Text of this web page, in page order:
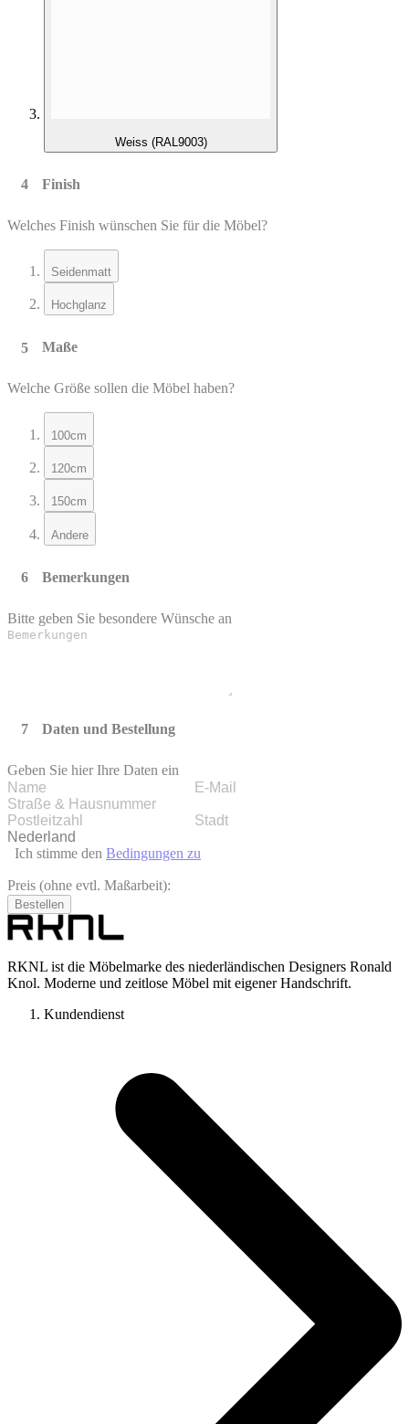
Weiss (RAL9003)
Finish
Welches Finish wünschen Sie für die Möbel?
Seidenmatt
Hochglanz
Maße
Welche Größe sollen die Möbel haben?
100cm
120cm
150cm
Andere
Bemerkungen
Bitte geben Sie besondere Wünsche an
Daten und Bestellung
Geben Sie hier Ihre Daten ein
Ich stimme den Bedingungen zu
Preis (ohne evtl. Maßarbeit):
Bestellen
RKNL ist die Möbelmarke des niederländischen Designers Ronald
Knol. Moderne und zeitlose Möbel mit eigener Handschrift.
Kundendienst